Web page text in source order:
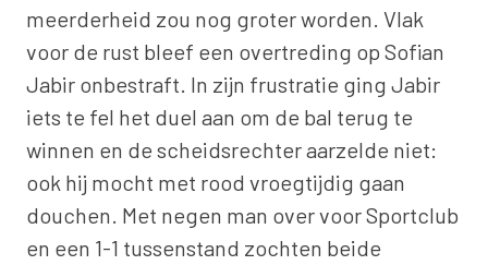
meerderheid zou nog groter worden. Vlak
voor de rust bleef een overtreding op Sofian
Jabir onbestraft. In zijn frustratie ging Jabir
iets te fel het duel aan om de bal terug te
winnen en de scheidsrechter aarzelde niet:
ook hij mocht met rood vroegtijdig gaan
douchen. Met negen man over voor Sportclub
en een 1-1 tussenstand zochten beide